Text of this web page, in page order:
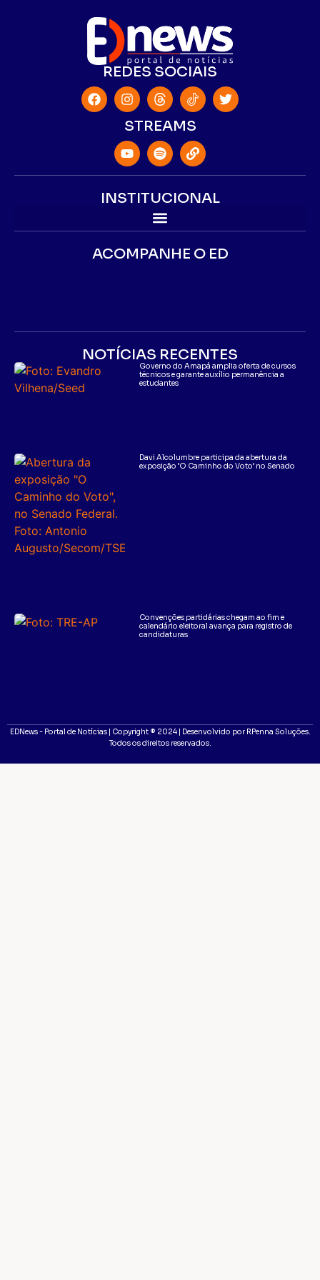
REDES SOCIAIS
STREAMS
INSTITUCIONAL
ACOMPANHE O ED
NOTÍCIAS RECENTES
Governo do Amapá amplia oferta de cursos
técnicos e garante auxílio permanência a
estudantes
Davi Alcolumbre participa da abertura da
exposição ‘O Caminho do Voto’ no Senado
Convenções partidárias chegam ao fim e
calendário eleitoral avança para registro de
candidaturas
EDNews - Portal de Notícias | Copyright ® 2024 | Desenvolvido por RPenna Soluções.
Todos os direitos reservados.